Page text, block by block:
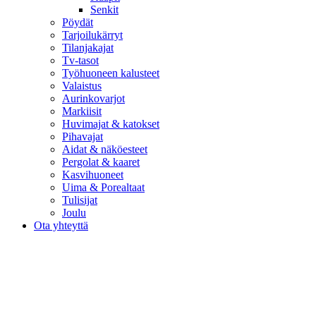
Senkit
Pöydät
Tarjoilukärryt
Tilanjakajat
Tv-tasot
Työhuoneen kalusteet
Valaistus
Aurinkovarjot
Markiisit
Huvimajat & katokset
Pihavajat
Aidat & näköesteet
Pergolat & kaaret
Kasvihuoneet
Uima & Porealtaat
Tulisijat
Joulu
Ota yhteyttä